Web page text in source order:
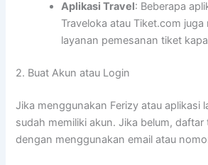
Aplikasi Travel: Beberapa
Traveloka atau Tiket.com juga
layanan pemesanan tiket
2. Buat Akun atau Login
Jika menggunakan Ferizy atau aplikasi
sudah memiliki akun. Jika belum, daftar
dengan menggunakan email atau